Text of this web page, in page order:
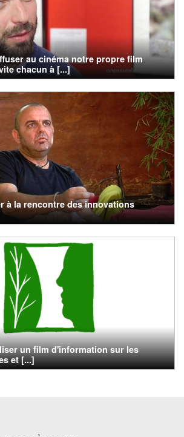
au cinéma notre propre film
chacun à [...]
à la rencontre des innovations
un film d'information sur les
et [...]